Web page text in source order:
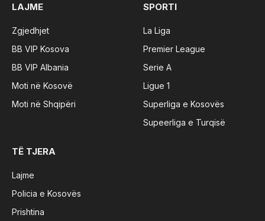
LAJME
Zgjedhjet
BB VIP Kosova
BB VIP Albania
Moti në Kosovë
Moti në Shqipëri
SPORTI
La Liga
Premier League
Serie A
Ligue 1
Superliga e Kosovës
Supeerliga e Turqisë
TË TJERA
Lajme
Policia e Kosovës
Prishtina